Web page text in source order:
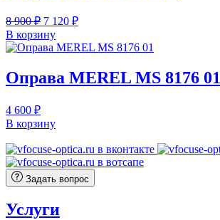
8 900₽ Первоначальная
цена
составляла
8
900 ₽.
7 120 ₽Текущая
7
В корзину
Оправа MEREL MS 8176 01
4 600 ₽
В корзину
Задать вопрос
Услуги